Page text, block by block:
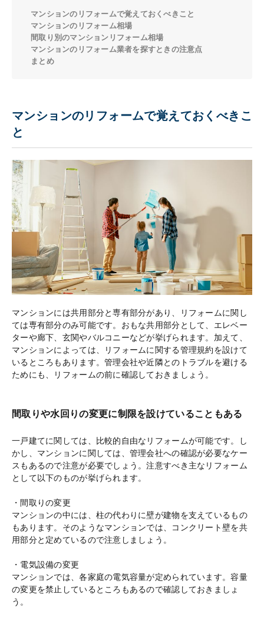
マンションのリフォームで覚えておくべきこと
マンションのリフォーム相場
間取り別のマンションリフォーム相場
マンションのリフォーム業者を探すときの注意点
まとめ
マンションのリフォームで覚えておくべきこ
と
マンションには共用部分と専有部分があり、リフォームに関し
ては専有部分のみ可能です。おもな共用部分として、エレベー
ターや廊下、玄関やバルコニーなどが挙げられます。加えて、
マンションによっては、リフォームに関する管理規約を設けて
いるところもあります。管理会社や近隣とのトラブルを避ける
ためにも、リフォームの前に確認しておきましょう。
間取りや水回りの変更に制限を設けていることもある
一戸建てに関しては、比較的自由なリフォームが可能です。し
かし、マンションに関しては、管理会社への確認が必要なケー
スもあるので注意が必要でしょう。注意すべき主なリフォーム
として以下のものが挙げられます。
・間取りの変更
マンションの中には、柱の代わりに壁が建物を支えているもの
もあります。そのようなマンションでは、コンクリート壁を共
用部分と定めているので注意しましょう。
・電気設備の変更
マンションでは、各家庭の電気容量が定められています。容量
の変更を禁止しているところもあるので確認しておきましょ
う。